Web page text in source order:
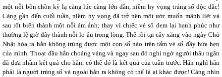
một nỗi bồn chồn kỳ lạ càng lúc càng lớn dần, niềm hy vọng trúng số độc đắc!
Càng gần đến cuối tuần, niềm hy vọng đã trở nên một ước muốn mãnh liệt và
sau rốt biến thành một nỗi ám ảnh; thay vì chiếc vé số đem lại hạnh phúc như
thường lệ giờ đây thành nỗi lo âu trong lòng. Thế rồi tại cây xăng vào ngày Chủ
Nhật hóa ra hắn không trúng được một con số nào trên tấm vé số đầy hứa hẹn
của mình. Thoạt đầu hắn choáng váng và ngay sau đó nghi ngờ người thâu ngân
đã đưa nhầm kết quả cho hắn, có thể đó là kết quả của tuần trước. Hắn nghĩ hắn
phải là người trúng số và ngoài hắn ra không có thể là ai khác được! Càng nhìn